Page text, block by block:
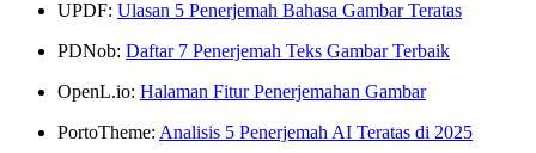
UPDF: Ulasan 5 Penerjemah Bahasa Gambar Teratas
PDNob: Daftar 7 Penerjemah Teks Gambar Terbaik
OpenL.io: Halaman Fitur Penerjemahan Gambar
PortoTheme: Analisis 5 Penerjemah AI Teratas di 2025